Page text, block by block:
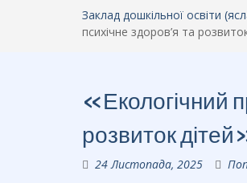
Заклад дошкільної освіти
психічне здоров’я та
«Екологічний
розвиток
24 Листопада, 2025